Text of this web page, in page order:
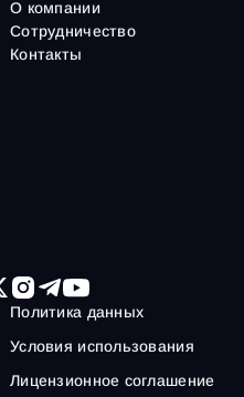
О компании
Сотрудничество
Контакты
Политика данных
Условия использования
Лицензионное соглашение